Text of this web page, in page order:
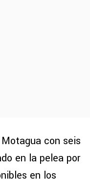
con seis
en la pelea por
en los